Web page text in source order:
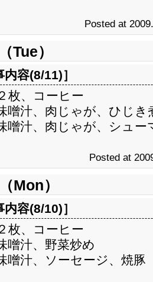
Posted at
Tue）
内容(8/11)］
枚、コーヒー
噌汁、肉じゃが、ひじき
噌汁、肉じゃが、シュー
Posted at
Mon）
内容(8/10)］
枚、コーヒー
噌汁、野菜炒め
噌汁、ソーセージ、焼豚